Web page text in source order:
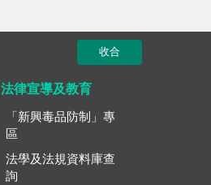
收合
法律宣導及教育
「新興毒品防制」專
區
法學及法規資料庫查
詢